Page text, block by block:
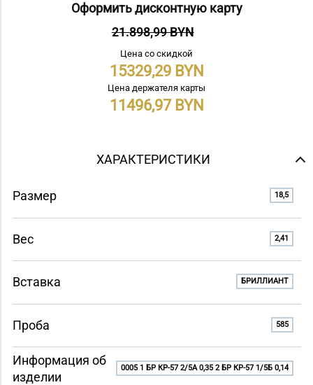
Оформить дисконтную карту
21.898,99 BYN
Цена со скидкой
15329,29
Цена держателя карты
11496,97
ХАРАКТЕРИСТИКИ
Размер 18,5
Вес 2,41
Вставка БРИЛЛИАНТ
Проба 585
Информация об
изделии
0005 1 БР КР-57 2/5A 0,35 2 БР КР-57 1/5Б 0,14